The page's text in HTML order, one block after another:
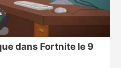
dans Fortnite le 9